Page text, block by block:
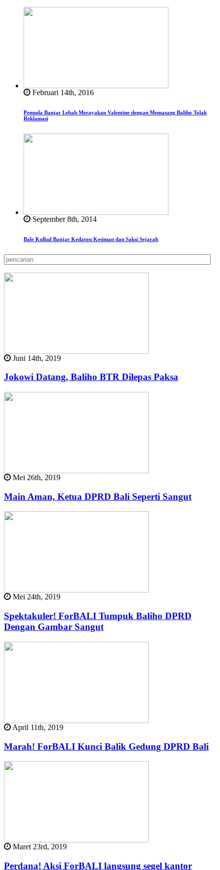
Februari 14th, 2016
Pemuda Banjar Lebah Merayakan Valentine dengan Memasang Baliho Tolak
Reklamasi
September 8th, 2014
Bale Kulkul Banjar Kedaton Kesiman dan Saksi Sejarah
Juni 14th, 2019
Jokowi Datang, Baliho BTR Dilepas Paksa
Mei 26th, 2019
Main Aman, Ketua DPRD Bali Seperti Sangut
Mei 24th, 2019
Spektakuler! ForBALI Tumpuk Baliho DPRD
Dengan Gambar Sangut
April 11th, 2019
Marah! ForBALI Kunci Balik Gedung DPRD Bali
Maret 23rd, 2019
Perdana! Aksi ForBALI langsung segel kantor